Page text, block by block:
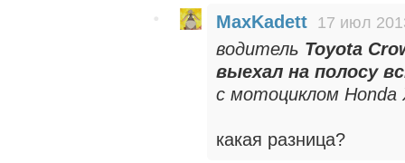
MaxKadett 17 июл
водитель Toyota
выехал на полосу
с мотоциклом Honda
какая разница?